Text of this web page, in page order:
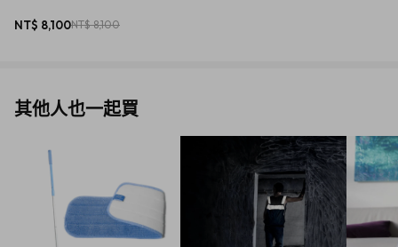
-照片與實際產品顏色會因為電腦螢幕及相機性能之不同等其他
特，
而在與天然植物塗料結合後會因木紋紋路的不同產生些許色
差，此乃正常自然現象
-商品採隨機出貨，恕無法挑選木紋 除特殊商品送達時間於產
品說明中另有標註外
-原則上商品將於訂單完成、付款成功後5~ 7 個工作天內送達
NT$ 8,100NT$ 8,100
其他人也一起買